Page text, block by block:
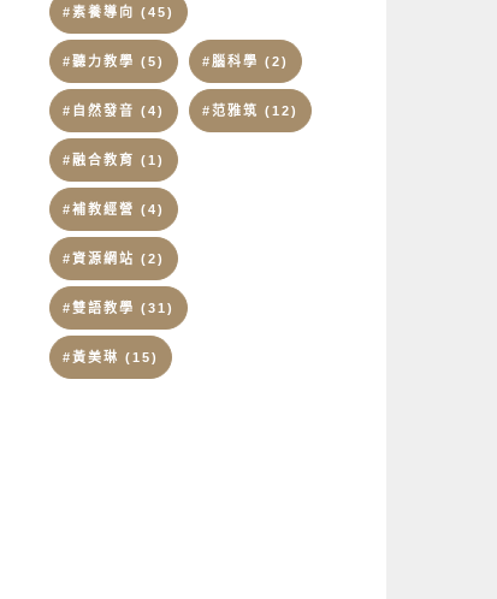
#素養導向 (45)
#聽力教學 (5) #腦科學 (2)
#自然發音 (4) #范雅筑 (12)
#融合教育 (1)
#補教經營 (4)
#資源網站 (2)
#雙語教學 (31)
#黃美琳 (15)